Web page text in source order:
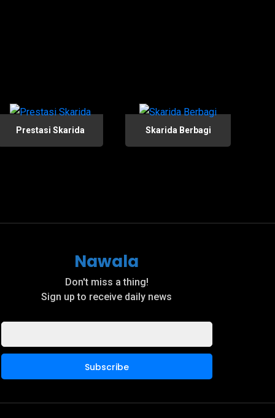
Prestasi Skarida Skarida Berbagi
Nawala
Don't miss a thing!
Sign up to receive daily news